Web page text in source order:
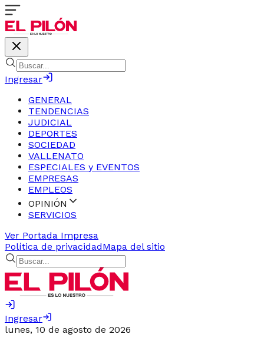
Ingresar
GENERAL
TENDENCIAS
JUDICIAL
DEPORTES
SOCIEDAD
VALLENATO
ESPECIALES y EVENTOS
EMPRESAS
EMPLEOS
OPINIÓN
SERVICIOS
Ver Portada Impresa
Política de privacidadMapa del sitio
Ingresar
lunes, 10 de agosto de 2026